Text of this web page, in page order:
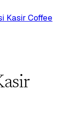
Kasir Coffee